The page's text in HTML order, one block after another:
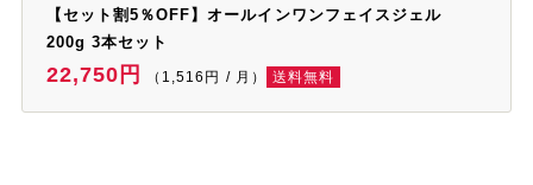
【セット割5％OFF】オールインワンフェイスジェル
200g 3本セット
22,750円 （1,516円 / 月） 送料無料